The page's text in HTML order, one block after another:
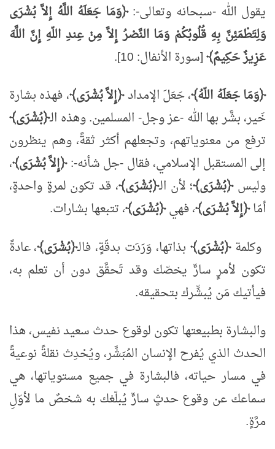
يقول الله -سبحانه وتعالى-:﴿وَمَا جَعَلَهُ اللَّهُ إِلاَّ بُشْرَى
وَلِتَطْمَئِنَّ بِهِ قُلُوبُكُمْ وَمَا النَّصْرُ إِلاَّ مِنْ عِندِ اللّهِ إِنَّ اللَّهَ
عَزِيزٌ حَكِيمٌ﴾[سورة الأنفال: 10].
﴿وَمَا جَعَلَهُ اللّهُ﴾، جَعَلَ الإمداد﴿إِلاَّ بُشْرَى﴾، فهذه بشارة
خَير، بشَّر بها الله -عز وجل- المسلمين. وهذه الـ﴿بُشْرَى﴾
ترفع من معنوياتهم، وتجعلهم أكثر ثقةً، وهم ينظرون
إلى المستقبل الإسلامي، فقال -جل شأنه-:﴿إِلاَّ بُشْرَى﴾،
وليس﴿بُشْرَى﴾؛ لأن الـ﴿بُشْرَى﴾، قد تكون لمرةٍ واحدةٍ،
أمّا﴿إِلاَّ بُشْرَى﴾، فهي﴿بُشْرَى﴾، تتبعها بشارات.
وكلمة﴿بُشْرَى﴾ بذاتها، وَرَدَت بدقّةٍ، فالـ﴿بُشْرَى﴾، عادةً
تكون لأمرٍ سارٍّ يخصّك وقد تَحقَّق دون أن تعلم به،
فيأتيك مَن يُبشِّرك بتحقيقه.
والبشارة بطبيعتها تكون لوقوع حدث سعيد نفيس، هذا
الحدث الذي يُفرح الإنسان المُبَشَّر، ويُحْدِث نقلةً نوعيةً
في مسار حياته، فالبشارة في جميع مستوياتها، هي
سماعك عن وقوع حدثٍ سارٍّ يُبلّغك به شخصٌ ما لأوّلِ
مرَّةٍ.